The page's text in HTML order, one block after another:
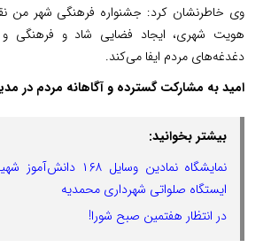
وی خاطرنشان کرد: جشنواره فرهنگی شهر من
هویت شهری، ایجاد فضایی شاد و فرهنگی و
دغدغه‌های مردم ایفا می‌کند.
امید به مشارکت گسترده و آگاهانه مردم در
بیشتر بخوانید:
نمایشگاه نمادین وسایل
ایستگاه صلواتی شهرداری محمدیه
در انتظار هفتمین صبح شورا!